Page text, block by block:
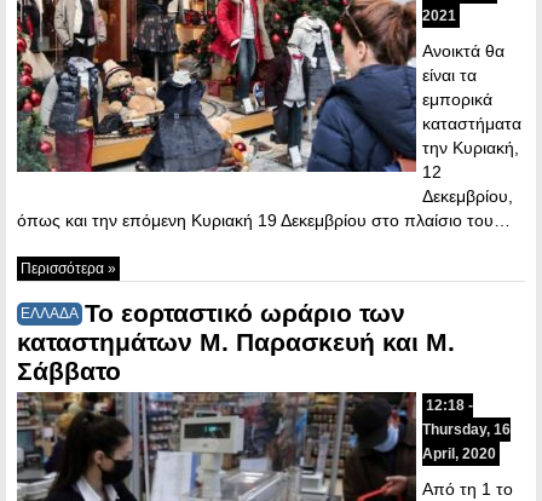
2021
Ανοικτά θα
είναι τα
εμπορικά
καταστήματα
την Κυριακή,
12
Δεκεμβρίου,
όπως και την επόμενη Κυριακή 19 Δεκεμβρίου στο πλαίσιο του…
Περισσότερα »
ΕΛΛΑΔΑ Το εορταστικό ωράριο των
καταστημάτων Μ. Παρασκευή και Μ.
Σάββατο
12:18 -
Thursday, 16
April, 2020
Από τη 1 το